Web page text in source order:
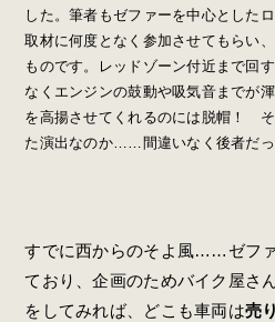
した。筆者もゼファーを中心とした
取材に何度となく参加させてもらい
ものです。レッドゾーン付近まで回
なくエンジンの鼓動や吸気音までが
を高揚させてくれるのには脱帽！
た演出なのか……間違いなく後者だっ
すでに西からのそよ風……ゼフ
ており、企画のためバイク屋さ
をしてみれば、どこも車両は売